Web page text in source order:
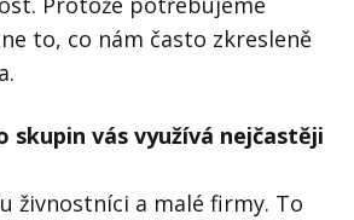
to, co nám často zkresleně
skupin vás využívá nejčastěji
živnostníci a malé firmy. To